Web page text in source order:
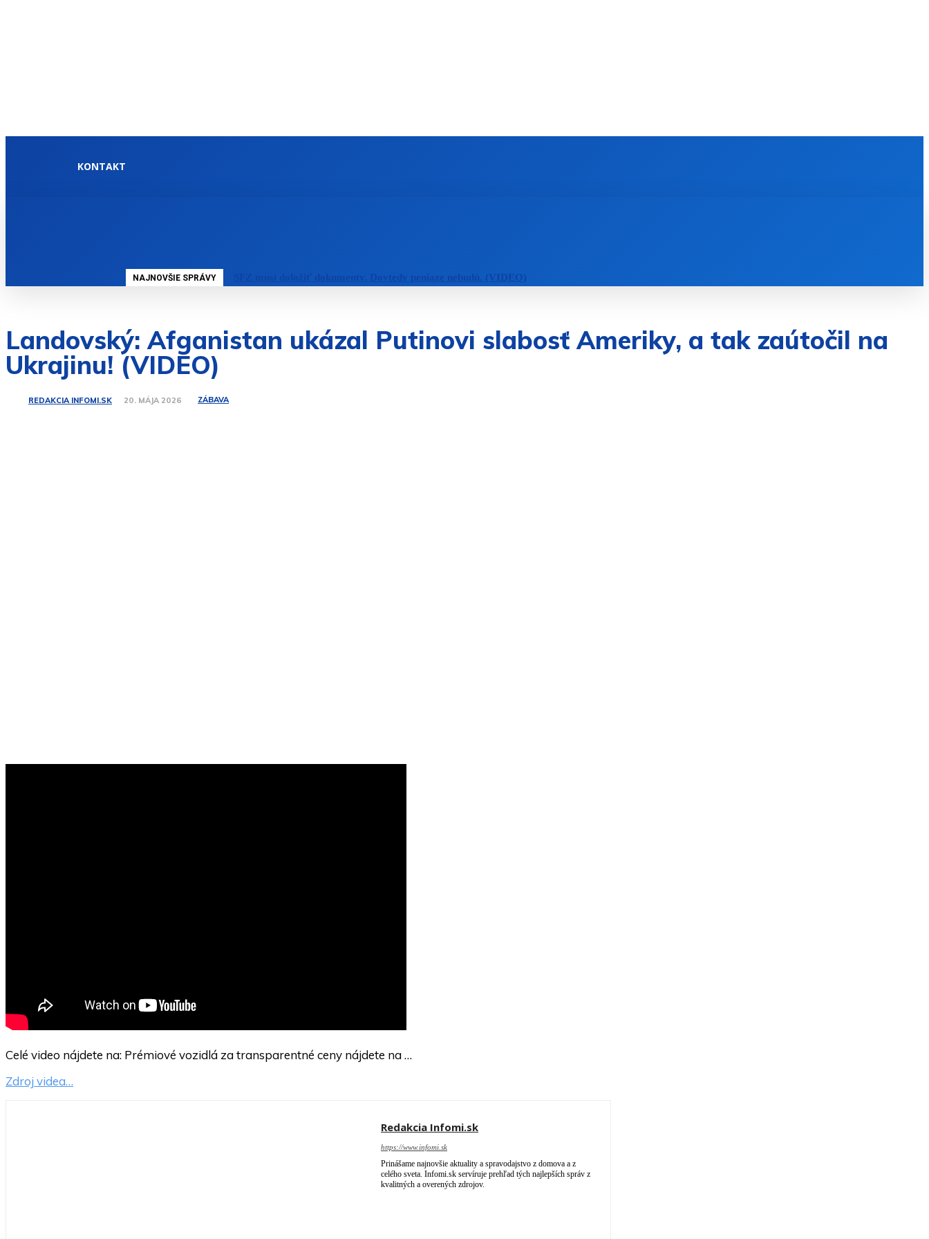
KONTAKT
NAJNOVŠIE SPRÁVY SFZ musí doložiť dokumenty. Dovtedy peniaze nebudú. (VIDEO)
Landovský: Afganistan ukázal Putinovi slabosť Ameriky, a tak zaútočil na
Ukrajinu! (VIDEO)
REDAKCIA INFOMI.SK 20. MÁJA 2026 ZÁBAVA
Celé video nájdete na: Prémiové vozidlá za transparentné ceny nájdete na …
Zdroj videa…
Redakcia Infomi.sk
https://www.infomi.sk
Prinášame najnovšie aktuality a spravodajstvo z domova a z
celého sveta. Infomi.sk servíruje prehľad tých najlepších správ z
kvalitných a overených zdrojov.